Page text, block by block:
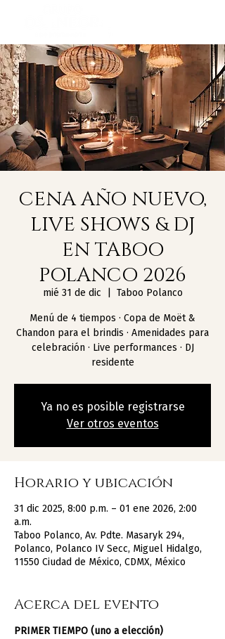
CENA AÑO NUEVO,
LIVE SHOWS & DJ
EN TABOO
POLANCO 2026
mié 31 de dic Taboo Polanco
Menú de 4 tiempos · Copa de Moët &
Chandon para el brindis · Amenidades para
celebración · Live performances · DJ
residente
Ya no es posible registrarse
Ver otros eventos
Horario y ubicación
31 dic 2025, 8:00 p.m. – 01 ene 2026, 2:00
a.m.
Taboo Polanco, Av. Pdte. Masaryk 294,
Polanco, Polanco IV Secc, Miguel Hidalgo,
11550 Ciudad de México, CDMX, México
Acerca del evento
PRIMER TIEMPO (uno a elección)